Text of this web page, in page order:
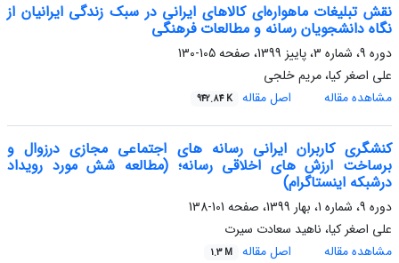
نقش تبلیغات ماهواره‌ای کالاهای ایرانی در سبک زندگی ایرانیان از
نگاه دانشجویان رسانه و مطالعات فرهنگی
دوره 9، شماره 3، پاییز 1399، صفحه
105-130
علی اصغر کیا، مریم خلجی
مشاهده مقاله
اصل مقاله 942.84 K
کنشگری کاربران ایرانی رسانه های اجتماعی مجازی درزوال و
برساخت ارزش های اخلاقی رسانه؛ (مطالعه شش مورد رویداد
درشبکه اینستاگرام)
دوره 9، شماره 1، بهار 1399، صفحه
101-138
علی اصغر کیا، ناهید سعادت سیرت
مشاهده مقاله
اصل مقاله 1.3 M